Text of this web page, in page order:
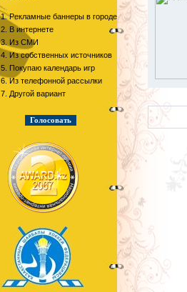
1. Рекламные баннеры в городе
2. В интернете
3. Из СМИ
4. Из собственных источников
5. Покупаю календарь игр
6. Из телефонной рассылки
7. Другой вариант